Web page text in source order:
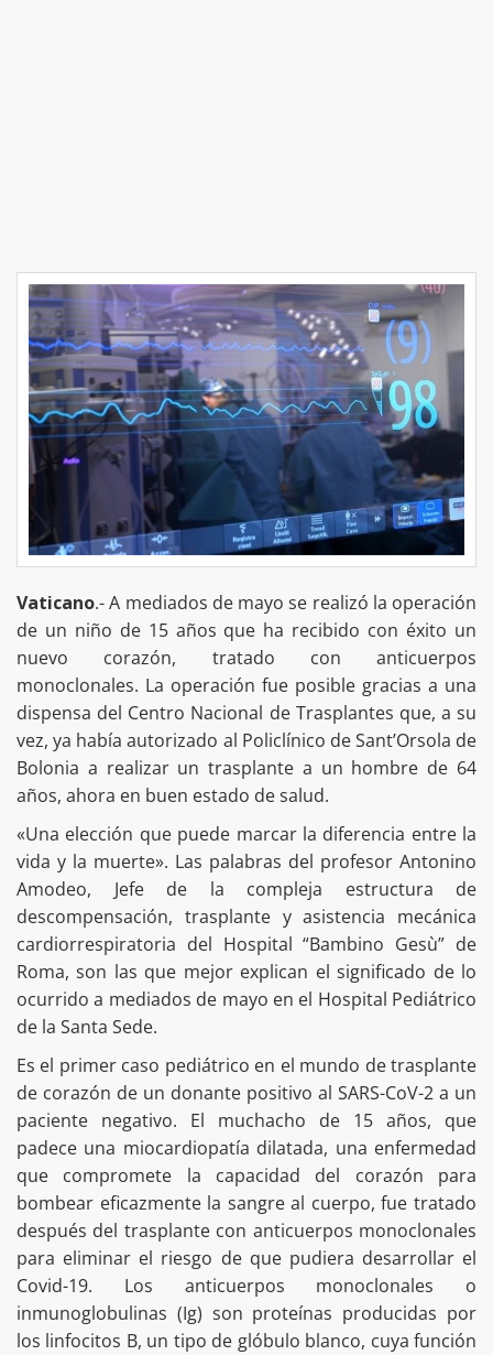
Vaticano.- A mediados de mayo se realizó la operación
de un niño de 15 años que ha recibido con éxito un
nuevo corazón, tratado con anticuerpos
monoclonales. La operación fue posible gracias a una
dispensa del Centro Nacional de Trasplantes que, a su
vez, ya había autorizado al Policlínico de Sant’Orsola de
Bolonia a realizar un trasplante a un hombre de 64
años, ahora en buen estado de salud.
«Una elección que puede marcar la diferencia entre la
vida y la muerte». Las palabras del profesor Antonino
Amodeo, Jefe de la compleja estructura de
descompensación, trasplante y asistencia mecánica
cardiorrespiratoria del Hospital “Bambino Gesù” de
Roma, son las que mejor explican el significado de lo
ocurrido a mediados de mayo en el Hospital Pediátrico
de la Santa Sede.
Es el primer caso pediátrico en el mundo de trasplante
de corazón de un donante positivo al SARS-CoV-2 a un
paciente negativo. El muchacho de 15 años, que
padece una miocardiopatía dilatada, una enfermedad
que compromete la capacidad del corazón para
bombear eficazmente la sangre al cuerpo, fue tratado
después del trasplante con anticuerpos monoclonales
para eliminar el riesgo de que pudiera desarrollar el
Covid-19. Los anticuerpos monoclonales o
inmunoglobulinas (Ig) son proteínas producidas por
los linfocitos B, un tipo de glóbulo blanco, cuya función